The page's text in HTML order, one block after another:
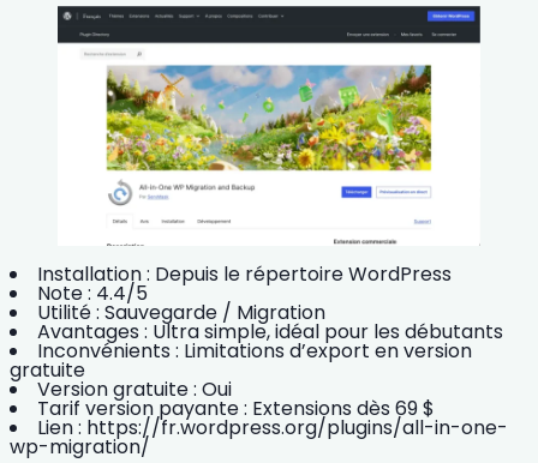
Installation : Depuis le répertoire WordPress
Note : 4.4/5
Utilité : Sauvegarde / Migration
Avantages : Ultra simple, idéal pour les débutants
Inconvénients : Limitations d’export en version
gratuite
Version gratuite : Oui
Tarif version payante : Extensions dès 69 $
Lien : https://fr.wordpress.org/plugins/all-in-one-
wp-migration/